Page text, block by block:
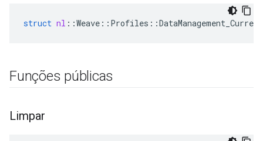
struct nl ::Weave :: Profiles ::DataManagement_Current
Funções públicas
Limpar